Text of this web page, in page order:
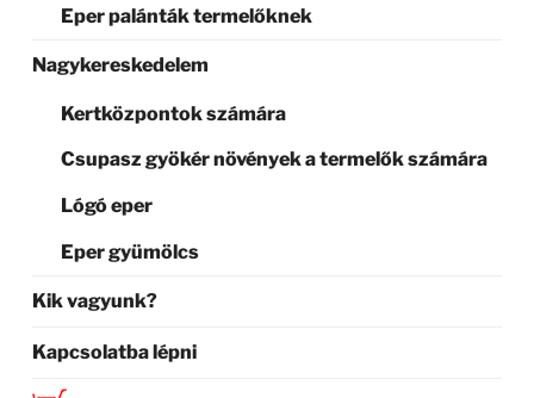
Eper palánták termelőknek
Nagykereskedelem
Kertközpontok számára
Csupasz gyökér növények a termelők számára
Lógó eper
Eper gyümölcs
Kik vagyunk?
Kapcsolatba lépni